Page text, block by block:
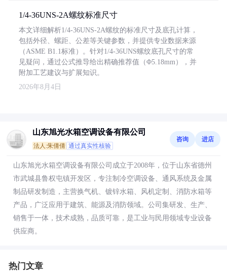
1/4-36UNS-2A螺纹标准尺寸
本文详细解析1/4-36UNS-2A螺纹的标准尺寸及底孔计算，
包括外径、螺距、公差等关键参数，并提供专业数据来源
（ASME B1.1标准）。针对1/4-36UNS螺纹底孔尺寸的常
见疑问，通过公式推导给出精确推荐值（Φ5.18mm），并
附加工艺建议与扩展知识。
2026年8月4日
山东旭光水箱空调设备有限公司
法人:朱倩倩 通过真实性核验
咨询 进店
山东旭光水箱空调设备有限公司成立于2008年，位于山东省德州
市武城县鲁权屯镇开发区，专注制冷空调设备、通风系统及金属
制品研发制造，主营换气机、镀锌水箱、风机定制、消防水箱等
产品，广泛应用于建筑、能源及消防领域。公司集研发、生产、
销售于一体，技术成熟，品质可靠，是工业与民用领域专业设备
供应商。
热门文章